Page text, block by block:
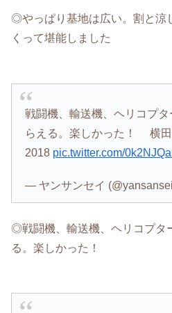
◎やっぱり基地は広い。割と涼
くって堪能しました
戦闘機、輸送機、ヘリコプ
らえる。楽しかった！ 横
2018 pic.twitter.com/
— ヤンサンセイ
◎戦闘機、輸送機、ヘリコプタ
る。楽しかった！